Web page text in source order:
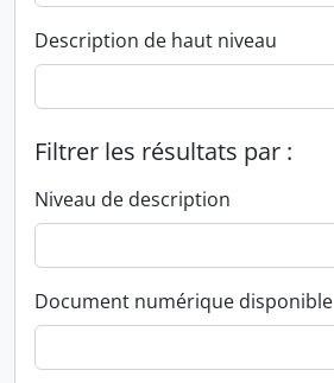
Description de haut niveau
Filtrer les résultats par :
Niveau de description
Document numérique disponible